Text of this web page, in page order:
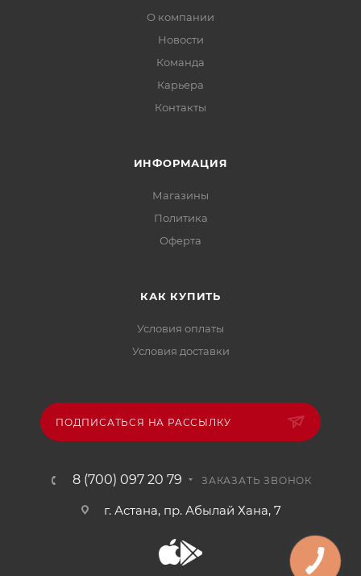
О компании
Новости
Команда
Карьера
Контакты
ИНФОРМАЦИЯ
Магазины
Политика
Офертa
КАК КУПИТЬ
Условия оплаты
Условия доставки
ПОДПИСАТЬСЯ НА РАССЫЛКУ
8 (700) 097 20 79 ЗАКАЗАТЬ ЗВОНОК
г. Астана, пр. Абылай Хана, 7